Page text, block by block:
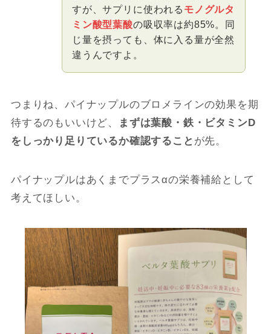
すが、サプリに使われる モノグルタ
ミン酸型葉酸の吸収率は約85%。同
じ量を摂っても、体に入る量が全然
違うんですよ。
つまりね、パイナップルのブロメラインの効果を期
待するのもいいけど、
まずは葉酸・鉄・ビタミンD
をしっかり足りているか確認すること が先。
パイナップルはあくまでプラスαの栄養補給として
考えてほしい。